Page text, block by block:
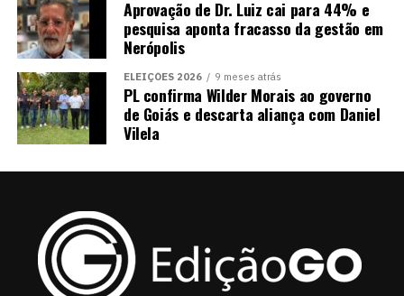
Aprovação de Dr. Luiz cai para 44% e
pesquisa aponta fracasso da gestão em
Nerópolis
ELEIÇÕES 2026 9 meses atrás
PL confirma Wilder Morais ao governo
de Goiás e descarta aliança com Daniel
Vilela